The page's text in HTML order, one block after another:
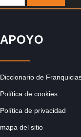
APOYO
Diccionario de
Política de cookies
Política de privacidad
mapa del sitio